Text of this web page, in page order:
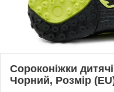
Сороконіжки
Чорний, Розмір